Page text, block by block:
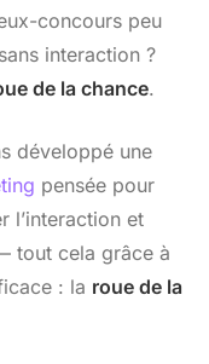
concours peu
interaction ?
de la chance.
développé une
pensée pour
l’interaction et
tout cela grâce à
: la roue de la